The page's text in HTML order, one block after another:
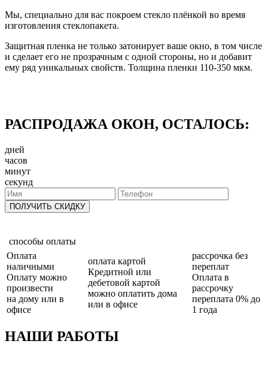
Мы, специально для вас покроем стекло плёнкой во время
изготовления стеклопакета.
Защитная пленка не только затонирует ваше окно, в том числе
и сделает его не прозрачным с одной стороны, но и добавит
ему ряд уникальных свойств. Толщина пленки 110-350 мкм.
РАСПРОДАЖА ОКОН, ОСТАЛОСЬ:
дней
часов
минут
секунд
ПОЛУЧИТЬ СКИДКУ
способы оплаты
Оплата
наличными
Оплату можно
произвести
на дому или в
офисе
оплата картой
Кредитной или
дебетовой картой
можно оплатить дома
или в офисе
рассрочка без
переплат
Оплата в
рассрочку
переплата 0% до
1 года
НАШИ РАБОТЫ